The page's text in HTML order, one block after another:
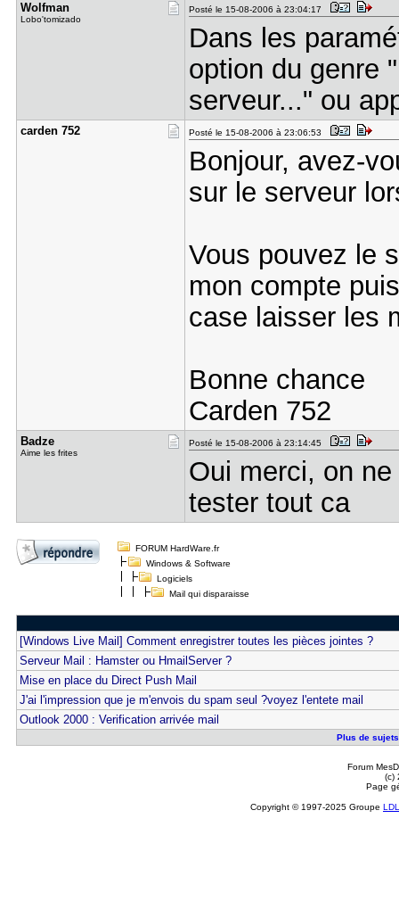
Wolfman
Lobo'tomizado
Posté le 15-08-2006 à 23:04:17
Dans les
option du genre
serveur..." ou
carden 752 Posté le 15-08-2006 à 23:06:53
Bonjour, avez-
sur le serveur
Vous pouvez le
mon compte
case laisser les
Bonne chance
Carden 752
Badze
Aime les frites
Posté le 15-08-2006 à 23:14:45
Oui merci, on
tester tout ca
FORUM HardWare.fr
Windows & Software
Logiciels
Mail qui disparaisse
[Windows Live Mail] Comment enregistrer toutes les pièces jointes ?
Serveur Mail : Hamster ou HmailServer ?
Mise en place du Direct Push Mail
J'ai l'impression que je m'envois du spam seul ?voyez l'entete mail
Outlook 2000 : Verification arrivée mail
Plus de
Forum
(c)
Page
Copyright © 1997-2025 Groupe